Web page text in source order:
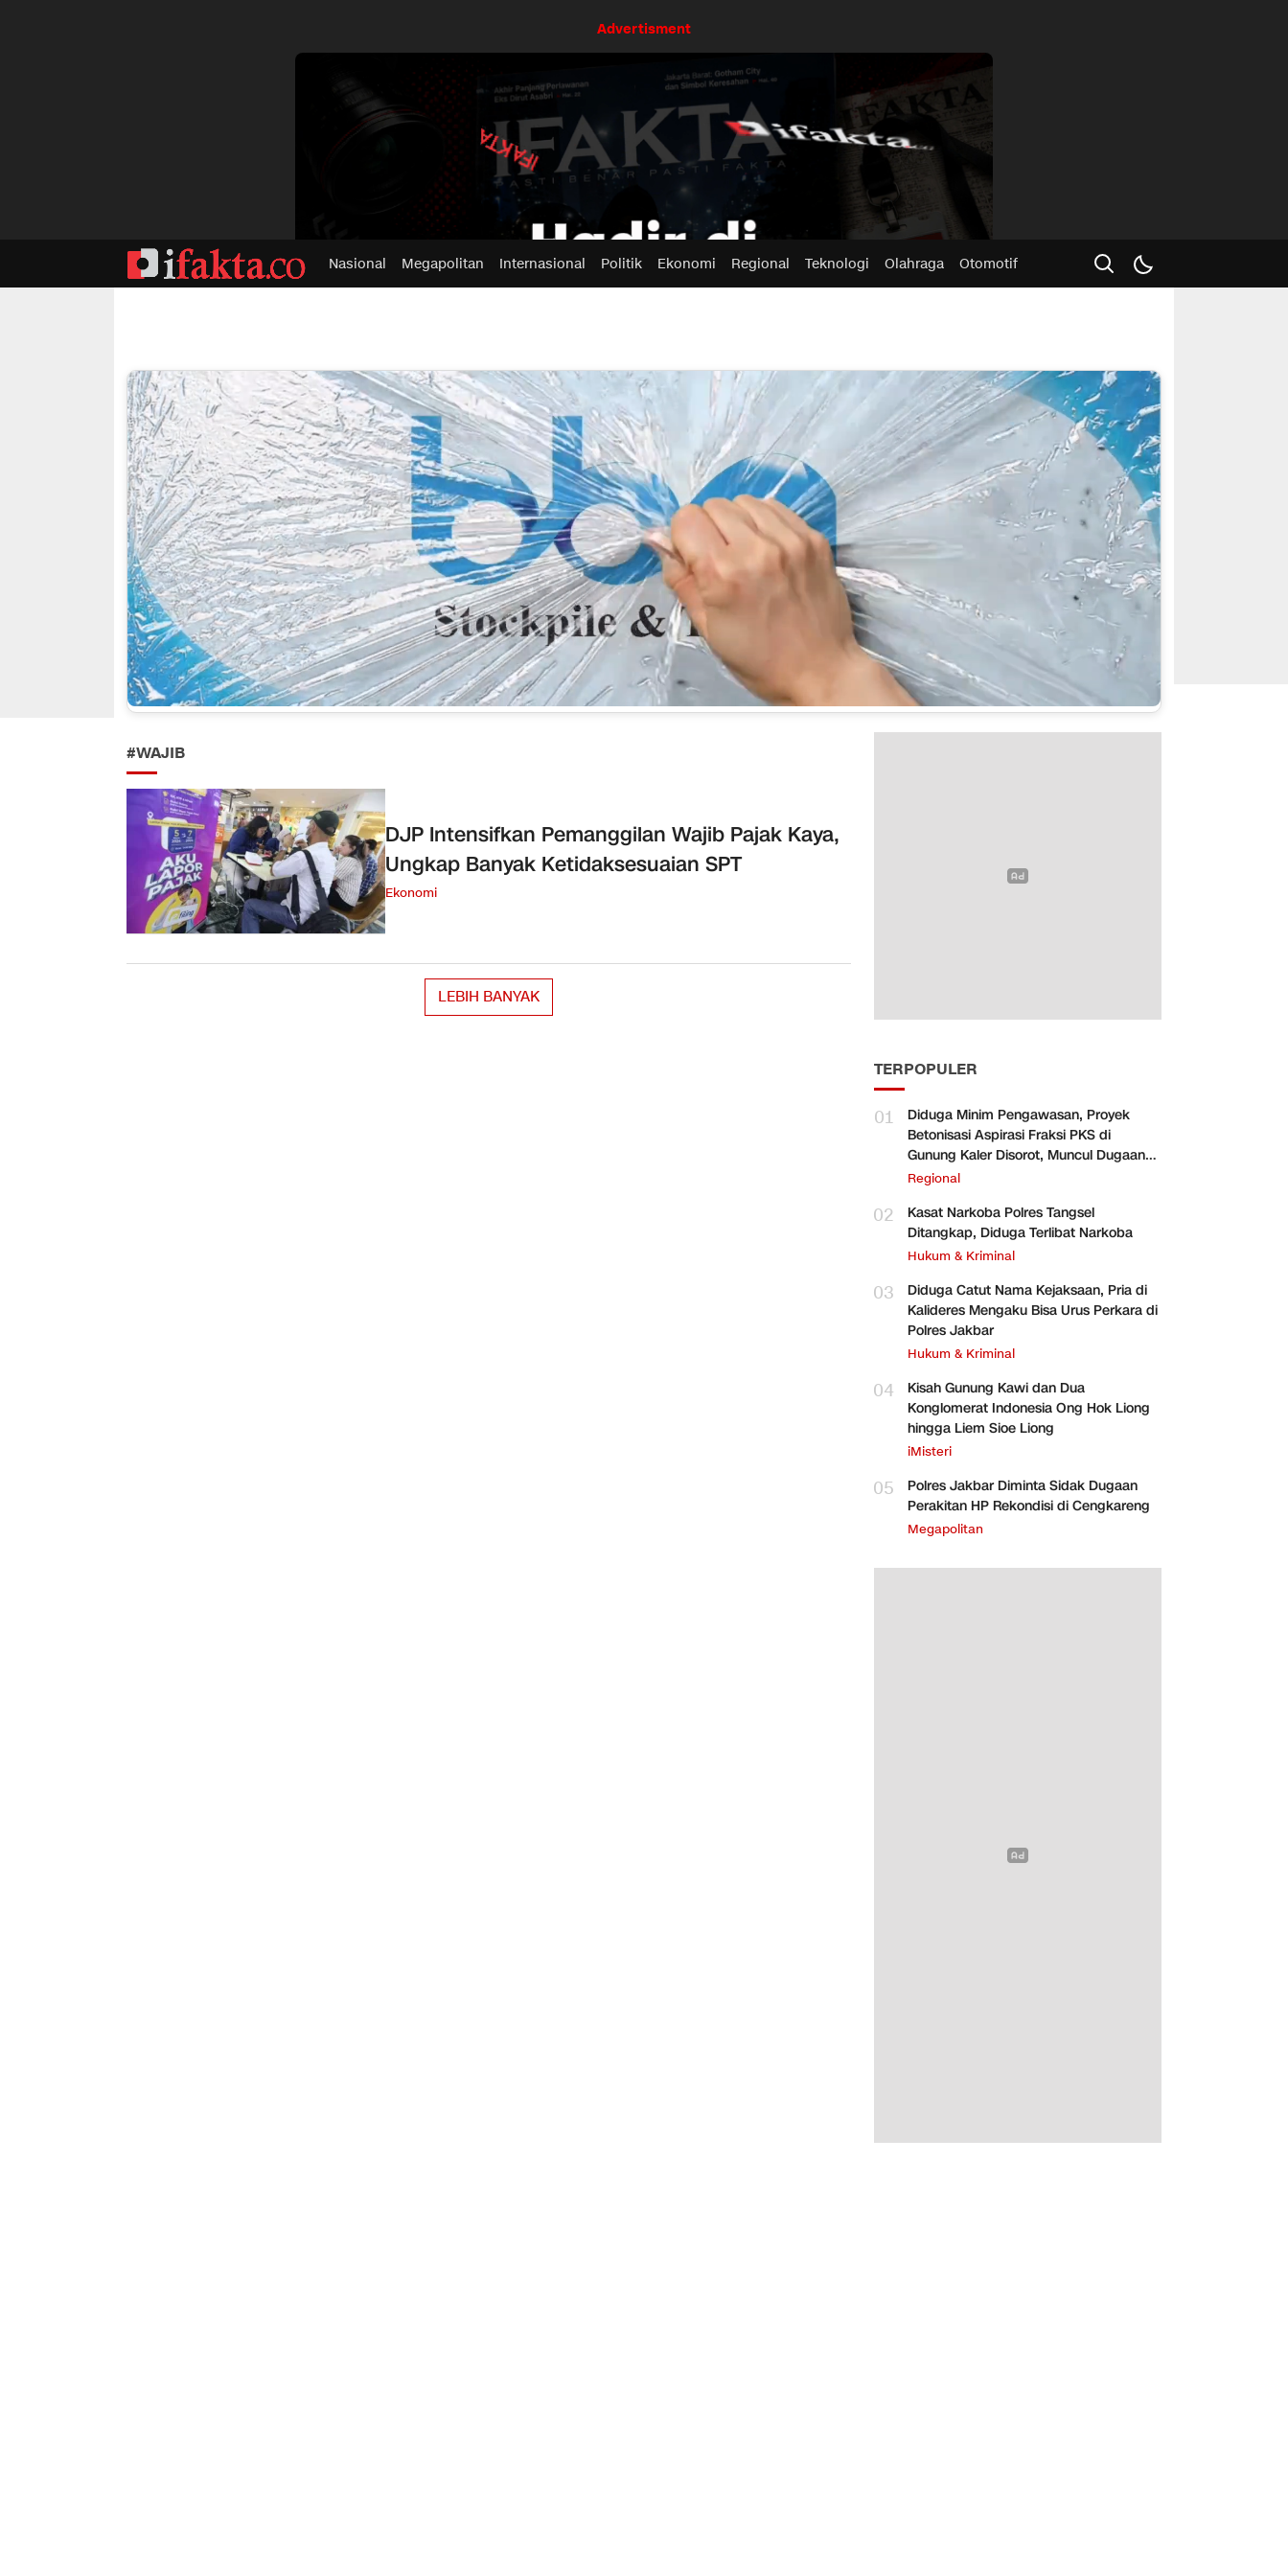
Advertisment
Nasional Megapolitan Internasional Politik Ekonomi Regional Teknologi Olahraga Otomotif
#WAJIB
DJP Intensifkan Pemanggilan Wajib Pajak Kaya,
Ungkap Banyak Ketidaksesuaian SPT
Ekonomi
LEBIH BANYAK
TERPOPULER
01
Diduga Minim Pengawasan, Proyek
Betonisasi Aspirasi Fraksi PKS di
Gunung Kaler Disorot, Muncul Dugaan
Pengurangan Volume
Regional
02
Kasat Narkoba Polres Tangsel
Ditangkap, Diduga Terlibat Narkoba
Hukum & Kriminal
03
Diduga Catut Nama Kejaksaan, Pria di
Kalideres Mengaku Bisa Urus Perkara di
Polres Jakbar
Hukum & Kriminal
04
Kisah Gunung Kawi dan Dua
Konglomerat Indonesia Ong Hok Liong
hingga Liem Sioe Liong
iMisteri
05
Polres Jakbar Diminta Sidak Dugaan
Perakitan HP Rekondisi di Cengkareng
Megapolitan